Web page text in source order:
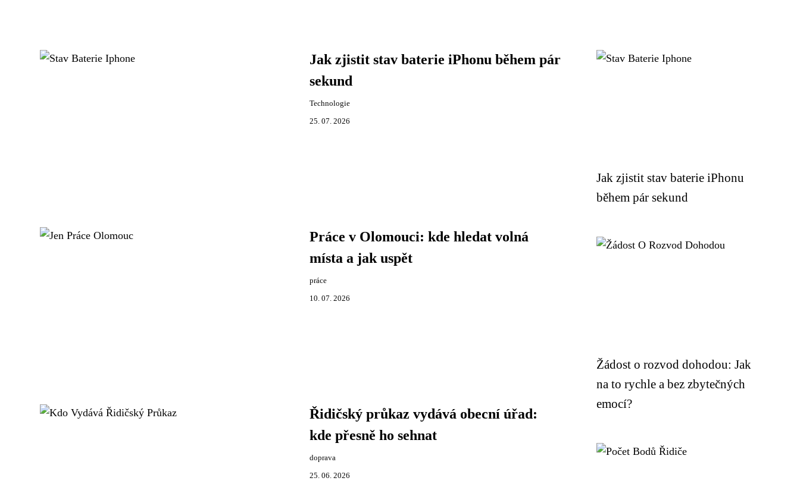
Jak zjistit stav baterie iPhonu během pár
sekund
Technologie
25. 07. 2026
Práce v Olomouci: kde hledat volná
místa a jak uspět
práce
10. 07. 2026
Řidičský průkaz vydává obecní úřad:
kde přesně ho sehnat
doprava
25. 06. 2026
Jak zjistit stav baterie iPhonu
během pár sekund
Žádost o rozvod dohodou: Jak
na to rychle a bez zbytečných
emocí?